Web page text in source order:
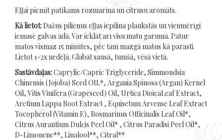
Eļļai piemīt patīkams rozmarīna un citrusu aromāts.
Kā lietot:Dažus pilienus eļļas iepilina plaukstās un vienmērīgi
iemasē galvas ādā. Var ieklāt arī visu matu garumā. Patur
matos vismaz 15 minūtes, pēc tam mazgā matus kā parasti.
Lietot 1-2x nedēļā. Glabāt sausā, tumšā, vēsā vietā.
Sastāvdaļas:Caprylic/Capric Triglyceride, Simmondsia
Chinensis (Jojoba) Seed OIL*, Argania Spinosa (Argan) Kernel
Oil, Vitis Vinifera (Grapeseed) Oil, Urtica DioicaLeaf Extract,
Arctium Lappa Root Extract , Equisetum Arvense Leaf Extract
Tocopherol (Vitamin E), Rosmarinus Officinalis Leaf Oil*,
Citrus Aurantium Dulcis Peel Oil* , Citrus Paradisi Peel Oil*,
D-Limonene**, Linalool**, Citral**